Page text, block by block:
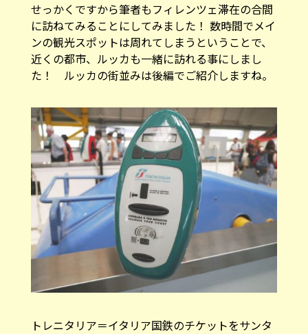
せっかくですから筆者もフィレンツェ滞在の合間
に訪ねてみることにしてみました！ 数時間でメイ
ンの観光スポットは周れてしまうということで、
近くの都市、ルッカも一緒に訪れる事にしまし
た！ ルッカの街並みは後編でご紹介しますね。
トレニタリア＝イタリア国鉄のチケットをサンタ